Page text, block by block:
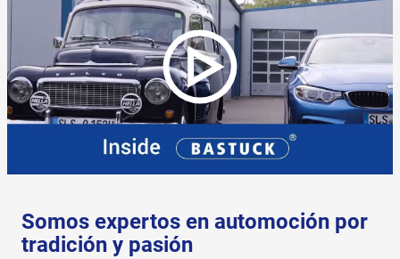
Somos expertos en automoción por
tradición y pasión